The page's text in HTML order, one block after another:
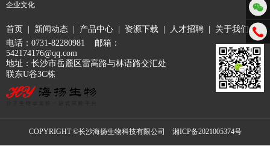
企业文化
首页 新闻动态 产品中心 资源下载 人才招聘
关于我们
电话：0731-82280981 邮箱：
542174176@qq.com
地址：长沙市岳麓区雷高路与林语路交汇处
联东U谷3C栋
COPYRIGHT ©长沙海扬生物科技有限公司 湘ICP备2021005374号